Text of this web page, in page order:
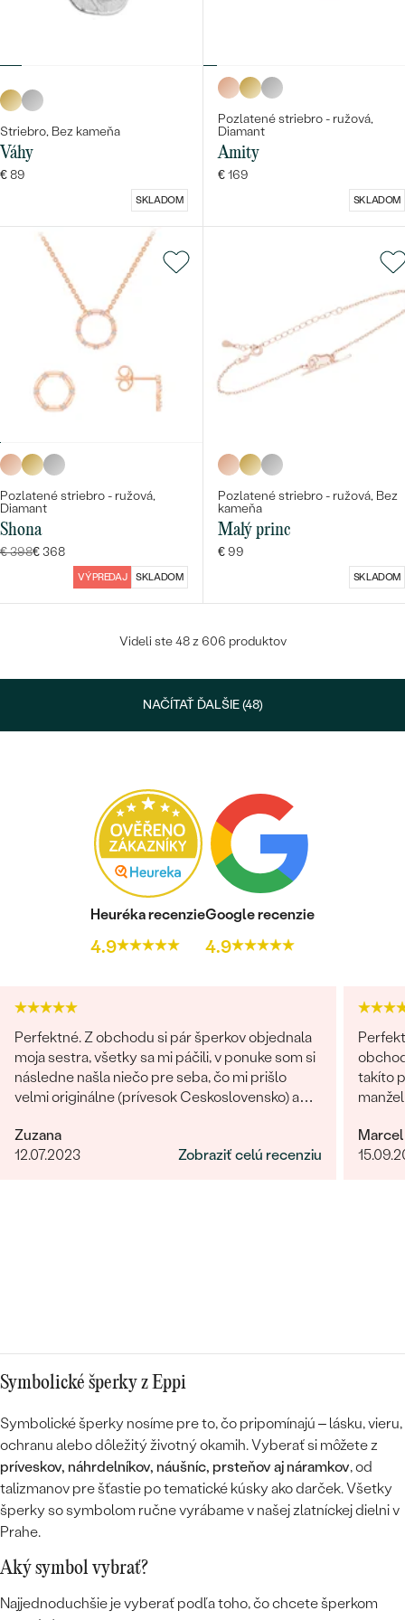
Striebro, Bez kameňa
Váhy
€ 89
SKLADOM
Pozlatené striebro - ružová,
Diamant
Amity
€ 169
SKLADOM
Pozlatené striebro - ružová,
Diamant
Shona
€ 398€ 368
VÝPREDAJ SKLADOM
Pozlatené striebro - ružová, Bez
kameňa
Malý princ
€ 99
SKLADOM
Videli ste 48 z 606 produktov
NAČÍTAŤ ĎALŠIE (48)
Heuréka recenzie
4.9
Google recenzie
4.9
Perfektné. Z obchodu si pár šperkov objednala
moja sestra, všetky sa mi páčili, v ponuke som si
následne našla niečo pre seba, čo mi prišlo
velmi originálne (prívesok Ceskoslovensko) a
komunikácia a doručenie tovaru na 1 s ⭐️.
Obchod a tovar odporúčam, kto hladá šperk,
Zuzana
12.07.2023
Zobraziť celú recenziu
takíto
Marcel
Symbolické šperky z Eppi
Symbolické šperky nosíme pre to, čo pripomínajú – lásku, vieru,
ochranu alebo dôležitý životný okamih. Vyberať si môžete z
príveskov, náhrdelníkov, náušníc, prsteňov aj náramkov, od
talizmanov pre šťastie po tematické kúsky ako darček. Všetky
šperky so symbolom ručne vyrábame v našej zlatníckej dielni v
Prahe.
Aký symbol vybrať?
Najjednoduchšie je vyberať podľa toho, čo chcete šperkom